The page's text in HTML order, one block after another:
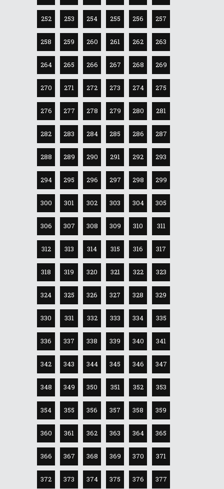
252 253 254 255 256 257
258 259 260 261 262 263
264 265 266 267 268 269
270 271 272 273 274 275
276 277 278 279 280 281
282 283 284 285 286 287
288 289 290 291 292 293
294 295 296 297 298 299
300 301 302 303 304 305
306 307 308 309 310 311
312 313 314 315 316 317
318 319 320 321 322 323
324 325 326 327 328 329
330 331 332 333 334 335
336 337 338 339 340 341
342 343 344 345 346 347
348 349 350 351 352 353
354 355 356 357 358 359
360 361 362 363 364 365
366 367 368 369 370 371
372 373 374 375 376 377